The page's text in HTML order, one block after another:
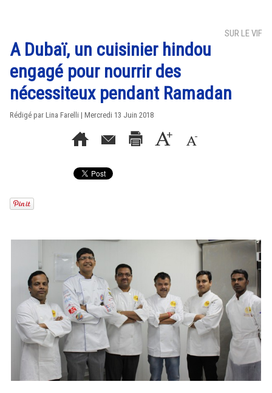
SUR LE VIF
A Dubaï, un cuisinier hindou
engagé pour nourrir des
nécessiteux pendant Ramadan
Rédigé par Lina Farelli | Mercredi 13 Juin 2018